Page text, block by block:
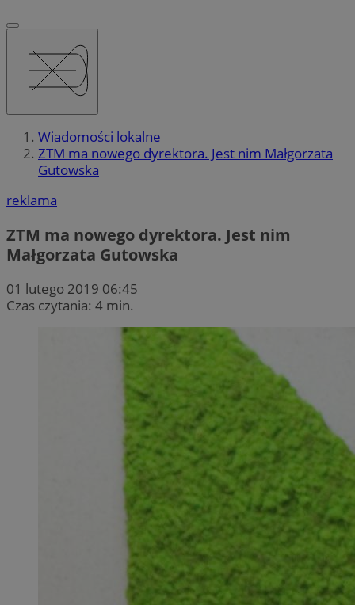
Wiadomości lokalne
ZTM ma nowego dyrektora. Jest nim Małgorzata
Gutowska
reklama
ZTM ma nowego dyrektora. Jest nim
Małgorzata Gutowska
01 lutego 2019 06:45
Czas czytania: 4 min.